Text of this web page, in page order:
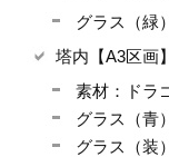
グラス（緑
塔内【A3区画
素材：ドラ
グラス（青
グラス（装